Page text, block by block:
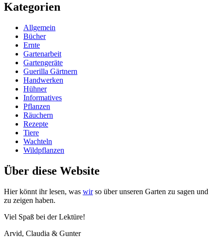
Kategorien
Allgemein
Bücher
Ernte
Gartenarbeit
Gartengeräte
Guerilla Gärtnern
Handwerken
Hühner
Informatives
Pflanzen
Räuchern
Rezepte
Tiere
Wachteln
Wildpflanzen
Über diese Website
Hier könnt ihr lesen, was wirso über unse­ren Gar­ten zu sagen und
zu zei­gen haben.
Viel Spaß bei der Lektüre!
Arvid, Clau­dia & Gunter